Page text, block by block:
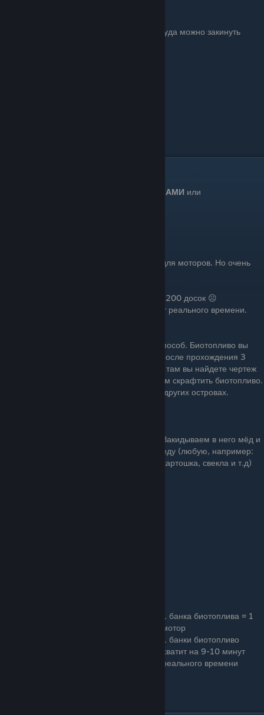
Также слева есть область для топки, куда можно закинуть
ДОСКАМИ или
Доски - самый простой расходник для моторов. Но очень
То есть, если у вас 10 моторов вам нужно 200 досок ☹
20 досок хватает примерно на 9-10 минут реального времени.
Биотопливо - более сложный способ. Биотопливо вы
сможете использовать, только после прохождения 3
сюжетного острова "Бальбоа" - там вы найдете чертеж
оно поможет вам скрафтить биотопливо.
Так же биотопливо можно будет найти на других островах.
Закидываем в него мёд и
еду (любую, например:
картошка, свекла и т.д)
1 банка биотоплива = 1
мотор
1 банки биотопливо
хватит на 9-10 минут
реального времени